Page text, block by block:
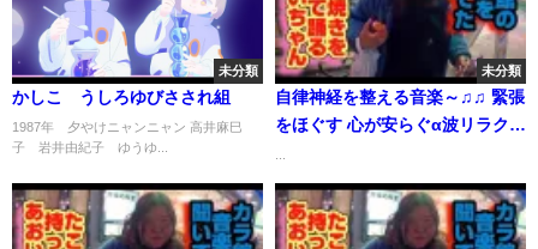
未分類
かしこ うしろゆびさされ組
1987年 夕やけニャンニャン 高井麻巳
子 岩井由紀子 ゆうゆ...
未分類
自律神経を整える音楽～♫♫ 緊張
をほぐす 心が安らぐα波リラクゼ
クス